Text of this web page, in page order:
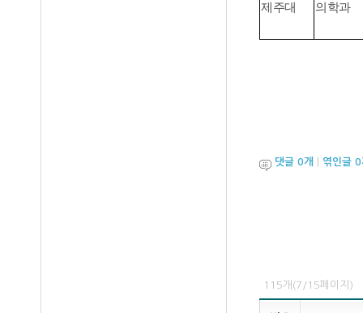
제주대 의학과
댓글 0개 엮인글 0
115개(7/15페이지)